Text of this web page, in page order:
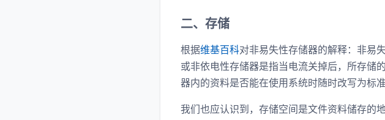
二、存储
根据维基百科对非易失性存储器的解释：非易
或非依电性存储器是指当电流关掉后，所存储
器内的资料是否能在使用系统时随时改写为标
我们也应认识到，存储空间是文件资料储存的地